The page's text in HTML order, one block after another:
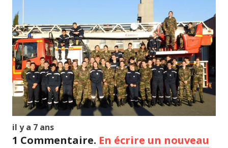
il y a 7 ans
1 Commentaire. En écrire un nouveau